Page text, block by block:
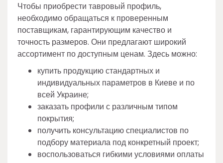
Чтобы приобрести тавровый профиль,
необходимо обращаться к проверенным
поставщикам, гарантирующим качество и
точность размеров. Они предлагают широкий
ассортимент по доступным ценам. Здесь можно:
купить продукцию стандартных и
индивидуальных параметров в Киеве и по
всей Украине;
заказать профили с различным типом
покрытия;
получить консультацию специалистов по
подбору материала под конкретный проект;
воспользоваться гибкими условиями оплаты